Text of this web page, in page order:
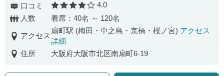
口コミ 口コミ評価
4.0
人数
着席：40名 ～ 120名
アクセス
扇町駅 (梅田・中之島・京橋・桜ノ宮) アクセス
詳細
住所
大阪府大阪市北区南扇町6-19